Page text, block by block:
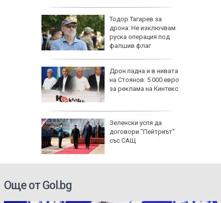
Тодор Тагарев за
дрона: Не изключвам
руска операция под
фалшив флаг
Дрон падна и в нивата
на Стоянов: 5 000 евро
за реклама на Кинтекс
Зеленски успя да
договори "Пейтриът"
със САЩ
Още от Gol.bg